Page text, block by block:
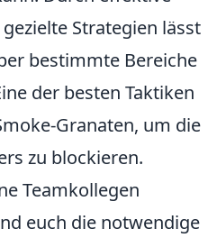
Strategien lässt
bestimmte Bereiche
der besten Taktiken
Granaten, um die
zu blockieren.
Teamkollegen
euch die notwendige